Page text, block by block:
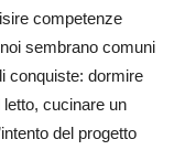
competenze
sembrano comuni
conquiste: dormire
cucinare un
del progetto